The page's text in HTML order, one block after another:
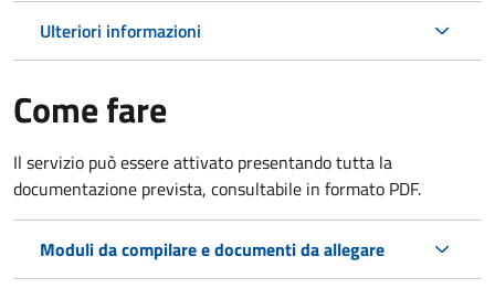
Ulteriori informazioni
Come fare
Il servizio può essere attivato presentando tutta la
documentazione prevista, consultabile in formato PDF.
Moduli da compilare e documenti da allegare